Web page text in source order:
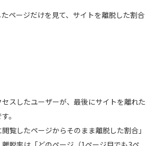
ページだけを見て、サイトを離脱した割合
スしたユーザーが、最後にサイトを離れた
。
覧したページからそのまま離脱した割合」